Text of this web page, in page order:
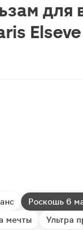
для
Роскошь 6
мечты
Ультра